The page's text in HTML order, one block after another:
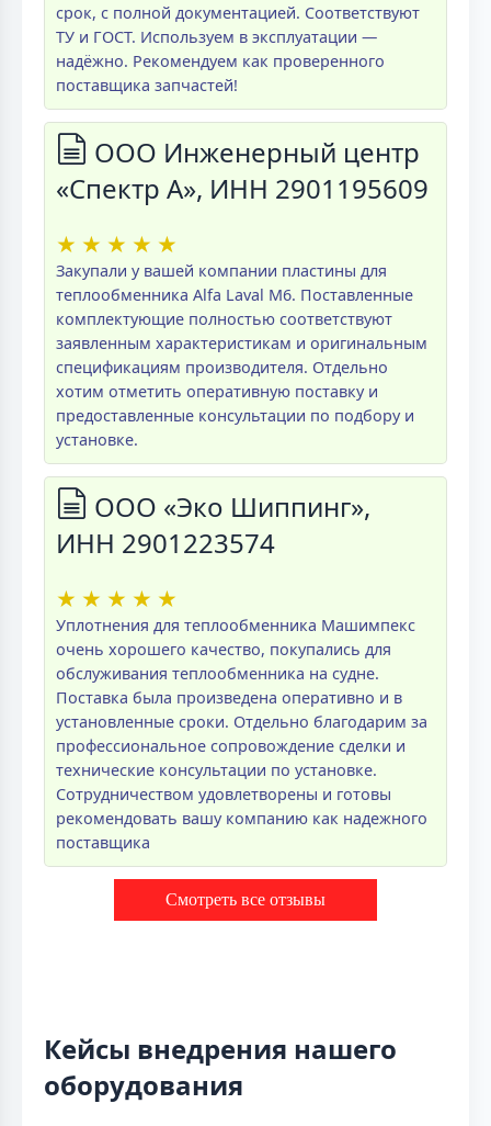
срок, с полной документацией. Соответствуют
ТУ и ГОСТ. Используем в эксплуатации —
надёжно. Рекомендуем как проверенного
поставщика запчастей!
ООО Инженерный центр
«Спектр А», ИНН 2901195609
★ ★ ★ ★ ★
Закупали у вашей компании пластины для
теплообменника Alfa Laval M6. Поставленные
комплектующие полностью соответствуют
заявленным характеристикам и оригинальным
спецификациям производителя. Отдельно
хотим отметить оперативную поставку и
предоставленные консультации по подбору и
установке.
ООО «Эко Шиппинг»,
ИНН 2901223574
★ ★ ★ ★ ★
Уплотнения для теплообменника Машимпекс
очень хорошего качество, покупались для
обслуживания теплообменника на судне.
Поставка была произведена оперативно и в
установленные сроки. Отдельно благодарим за
профессиональное сопровождение сделки и
технические консультации по установке.
Сотрудничеством удовлетворены и готовы
рекомендовать вашу компанию как надежного
поставщика
Смотреть все отзывы
Кейсы внедрения нашего
оборудования